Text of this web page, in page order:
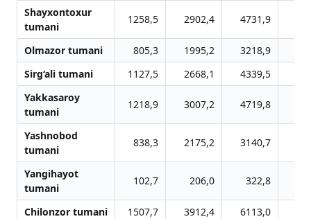
Shayxontoxur
tumani
1258,5 2902,4 4731,9
Olmazor tumani 805,3 1995,2 3218,9
Sirg‘ali tumani
1127,5 2668,1 4339,5
Yakkasaroy
tumani
1218,9 3007,2 4719,8
Yashnobod
tumani
838,3 2175,2 3140,7
Yangihayot
tumani
102,7 206,0 322,8
Chilonzor tumani 1507,7 3912,4 6113,0